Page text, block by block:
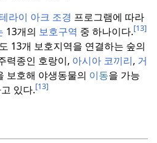
라이 아크 조경 프로그램에 따라
13개의 보호구역 중 하나이다.[13]
13개 보호지역을 연결하는 숲의
력종인 호랑이, 아시아 코끼리, 거
보호해 야생동물의 이동을 가능
있다.[13]